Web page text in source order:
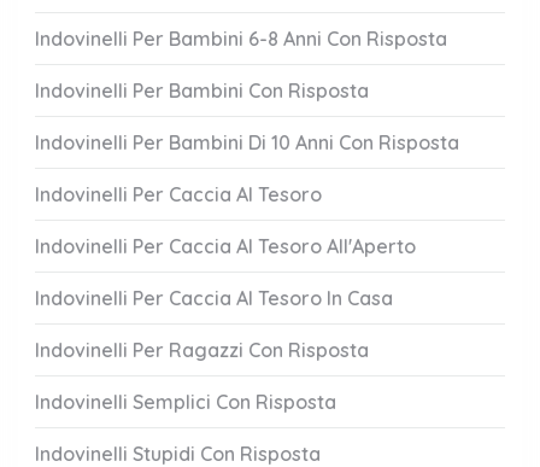
Indovinelli Per Bambini 6-8 Anni Con Risposta
Indovinelli Per Bambini Con Risposta
Indovinelli Per Bambini Di 10 Anni Con Risposta
Indovinelli Per Caccia Al Tesoro
Indovinelli Per Caccia Al Tesoro All'Aperto
Indovinelli Per Caccia Al Tesoro In Casa
Indovinelli Per Ragazzi Con Risposta
Indovinelli Semplici Con Risposta
Indovinelli Stupidi Con Risposta